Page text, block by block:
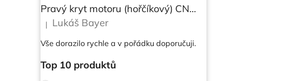
Pravý kryt motoru (hořčíkový) CNC RACING pro instalaci transparetního krytu spojky pro DUCATI Multistrada/ Diavel V4/ V4S
Hodnocení produktu je 5 z 5 hvězdiček.
| Lukáš Bayer
Vše dorazilo rychle a v pořádku doporučuji.
Top 10 produktů